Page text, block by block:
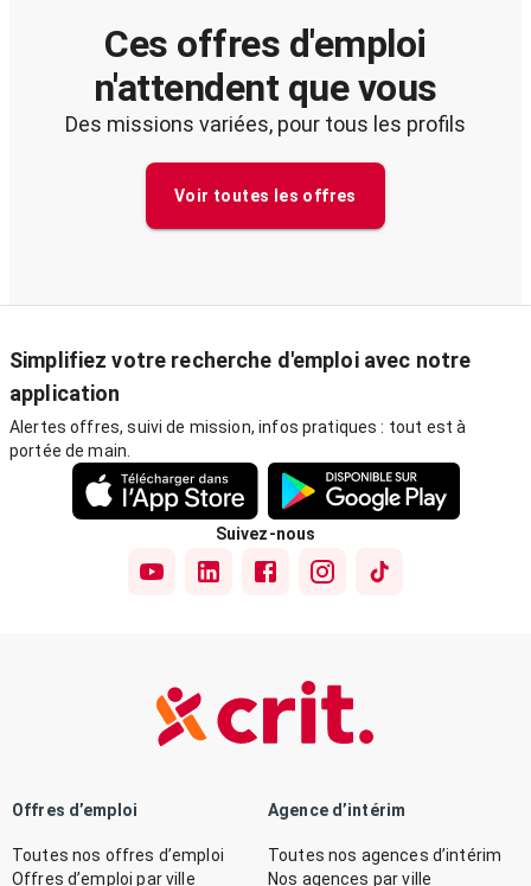
Ces offres d'emploi
n'attendent que vous
Des missions variées, pour tous les profils
Voir toutes les offres
Simplifiez votre recherche d'emploi avec notre
application
Alertes offres, suivi de mission, infos pratiques : tout est à
portée de main.
Suivez-nous
Offres d’emploi
Toutes nos offres d’emploi
Offres d’emploi par ville
Agence d’intérim
Toutes nos agences d’intérim
Nos agences par ville